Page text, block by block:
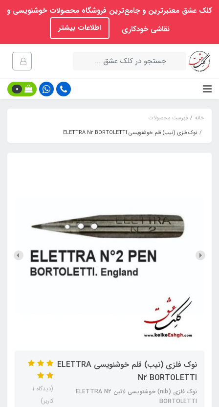
کلک عشق معتبرترین و جامع‌ترین فروشگاه محصولات خوشنویسی و
نقاشی خودکاری
اطلاعات بیشتر
0
خانه
فهرست محصولات
نوک فلزی (نیب) قلم خوشنویسی ELETTRA N2 BORTOLETTI
نوک فلزی (نیب) قلم خوشنویسی ELETTRA
N2 BORTOLETTI
نوک فلزی (nib) خوشنویسی لاتین ELETTRA N2
BORTOLETTI
(دیدگاه 1
کاربر)